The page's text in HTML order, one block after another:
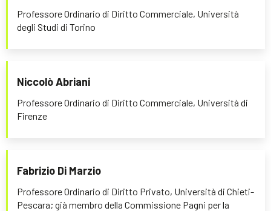
Professore Ordinario di Diritto Commerciale, Università
degli Studi di Torino
Niccolò Abriani
Professore Ordinario di Diritto Commerciale, Università di
Firenze
Fabrizio Di Marzio
Professore Ordinario di Diritto Privato, Università di Chieti-
Pescara; già membro della Commissione Pagni per la